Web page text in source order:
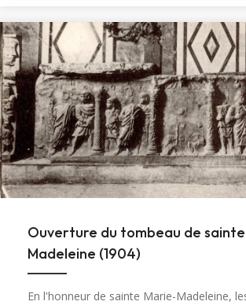
Ouverture du tombeau de
Madeleine (1904)
En l'honneur de sainte Marie-Madeleine,